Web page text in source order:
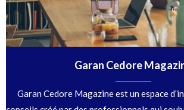
Garan Cedore
Garan Cedore Magazine est un espace